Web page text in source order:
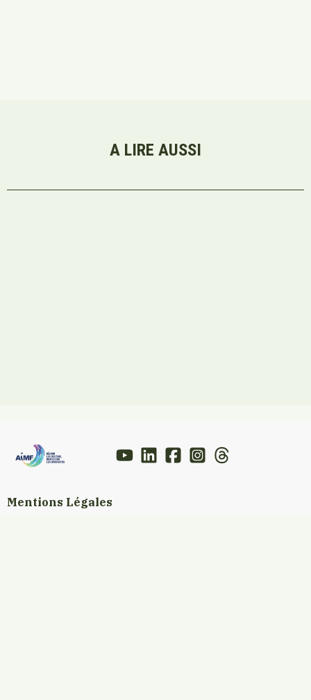
A LIRE AUSSI
Mentions Légales